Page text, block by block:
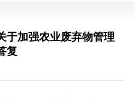
于加强农业废弃物管理
复